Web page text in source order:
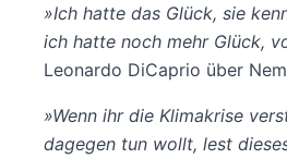
»Ich hatte das Glück, sie
ich hatte noch mehr Glück,
Leonardo DiCaprio über
»Wenn ihr die Klimakrise
dagegen tun wollt, lest